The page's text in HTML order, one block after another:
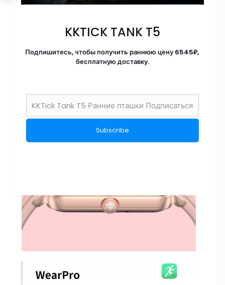
KKTICK TANK T5
Подпишитесь, чтобы получить раннюю цену 6545₽,
бесплатную доставку.